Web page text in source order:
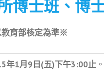
博士班、博
育部核定為準※
年1月9 日 (五)下午3:00止